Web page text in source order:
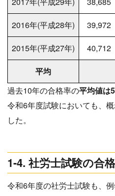
2016年(平成28年) 39,972
2015年(平成27年) 40,712
平均
過去10年の合格率の平均値は
令和6年度試験においても、
した。
1-4. 社労士試験の合
令和6年度の社労士試験も、